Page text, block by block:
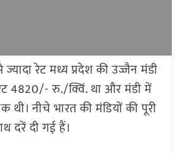
रेट मध्य प्रदेश की उज्जैन मंडी
4820/- रु./क्विं. था और मंडी में
नीचे भारत की मंडियों की पूरी
दरें दी गई हैं।